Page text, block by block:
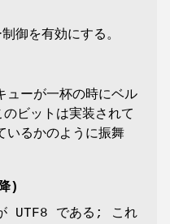
御を有効にする。
ーが一杯の時にベル
ビットは実装されて
いるかのように振舞
)
UTF8 である; これ